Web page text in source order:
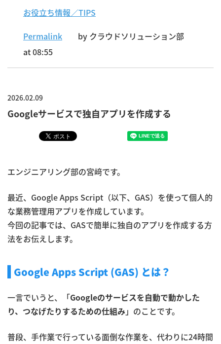
お役立ち情報／TIPS
Permalink
by クラウドソリューション部
at 08:55
2026.02.09
Googleサービスで独自アプリを作成する
エンジニアリング部の宮﨑です。
最近、Google Apps Script（以下、GAS）を使って個人的
な業務管理用アプリを作成しています。
今回の記事では、GASで簡単に独自のアプリを作成する方
法をお伝えします。
Google Apps Script (GAS) とは？
一言でいうと、「Googleのサービスを自動で動かした
り、つなげたりするための仕組み」のことです。
普段、手作業で行っている面倒な作業を、代わりに24時間